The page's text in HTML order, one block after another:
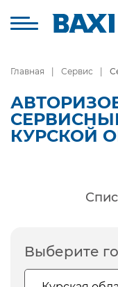
Главная Сервис
КУРСКОЙ
Выберите